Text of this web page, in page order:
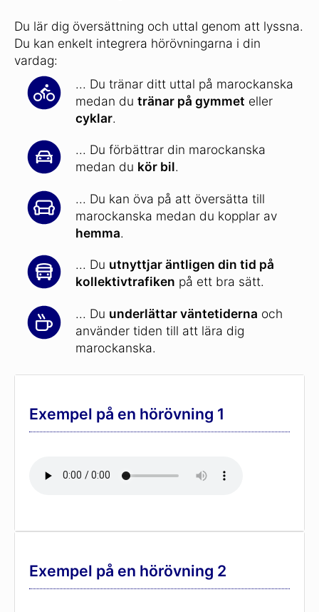
Du lär dig översättning och uttal genom att lyssna.
Du kan enkelt integrera hörövningarna i din
vardag:
... Du tränar ditt uttal på marockanska
medan du tränar på gymmet eller
cyklar.
... Du förbättrar din marockanska
medan du kör bil.
... Du kan öva på att översätta till
marockanska medan du kopplar av
hemma.
... Du utnyttjar äntligen din tid på
kollektivtrafiken på ett bra sätt.
... Du underlättar väntetiderna och
använder tiden till att lära dig
marockanska.
Exempel på en hörövning 1
Exempel på en hörövning 2